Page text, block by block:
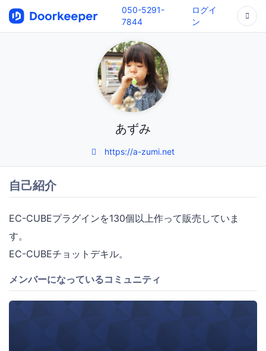
050-5291-
7844
ログイ
ン
あずみ
https://a-zumi.net
自己紹介
EC-CUBEプラグインを130個以上作って販売していま
す。
EC-CUBEチョットデキル。
メンバーになっているコミュニティ